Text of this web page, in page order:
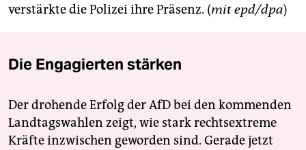
verstärkte die Polizei ihre Präsenz. (mit epd/dpa)
Die Engagierten stärken
Der drohende Erfolg der AfD bei den kommenden
Landtagswahlen zeigt, wie stark rechtsextreme
Kräfte inzwischen geworden sind. Gerade jetzt